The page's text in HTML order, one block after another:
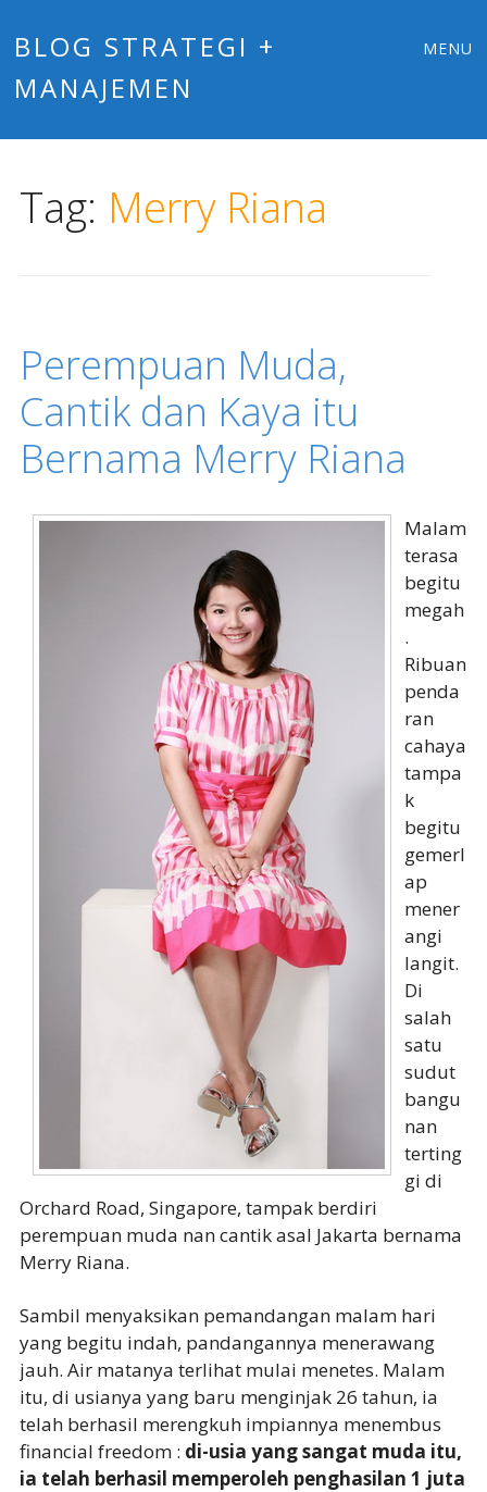
BLOG STRATEGI +
MANAJEMEN
MENU
Tag: Merry Riana
Perempuan Muda,
Cantik dan Kaya itu
Bernama Merry Riana
Malam
terasa
begitu
megah
.
Ribuan
penda
ran
cahaya
tampa
k
begitu
gemerl
ap
mener
angi
langit.
Di
salah
satu
sudut
bangu
nan
terting
gi di
Orchard Road, Singapore, tampak berdiri
perempuan muda nan cantik asal Jakarta bernama
Merry Riana.
Sambil menyaksikan pemandangan malam hari
yang begitu indah, pandangannya menerawang
jauh. Air matanya terlihat mulai menetes. Malam
itu, di usianya yang baru menginjak 26 tahun, ia
telah berhasil merengkuh impiannya menembus
financial freedom : di-usia yang sangat muda itu,
ia telah berhasil memperoleh penghasilan 1 juta